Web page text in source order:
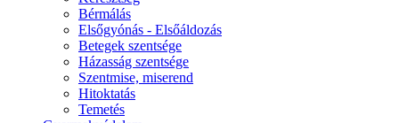
Bérmálás
Elsőgyónás - Elsőáldozás
Betegek szentsége
Házasság szentsége
Szentmise, miserend
Hitoktatás
Temetés